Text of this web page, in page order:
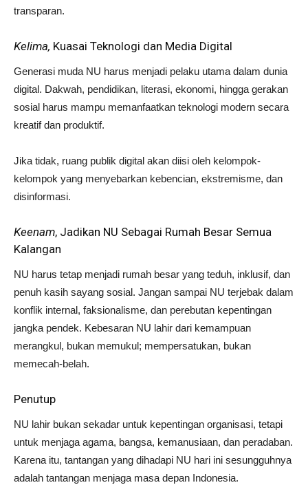
transparan.
Kelima, Kuasai Teknologi dan Media Digital
Generasi muda NU harus menjadi pelaku utama dalam dunia
digital. Dakwah, pendidikan, literasi, ekonomi, hingga gerakan
sosial harus mampu memanfaatkan teknologi modern secara
kreatif dan produktif.
Jika tidak, ruang publik digital akan diisi oleh kelompok-
kelompok yang menyebarkan kebencian, ekstremisme, dan
disinformasi.
Keenam, Jadikan NU Sebagai Rumah Besar Semua
Kalangan
NU harus tetap menjadi rumah besar yang teduh, inklusif, dan
penuh kasih sayang sosial. Jangan sampai NU terjebak dalam
konflik internal, faksionalisme, dan perebutan kepentingan
jangka pendek. Kebesaran NU lahir dari kemampuan
merangkul, bukan memukul; mempersatukan, bukan
memecah-belah.
Penutup
NU lahir bukan sekadar untuk kepentingan organisasi, tetapi
untuk menjaga agama, bangsa, kemanusiaan, dan peradaban.
Karena itu, tantangan yang dihadapi NU hari ini sesungguhnya
adalah tantangan menjaga masa depan Indonesia.